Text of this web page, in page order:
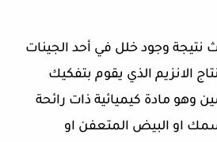
وجود خلل في أحد الجينات
الانزيم الذي يقوم بتفكيك
وهو مادة كيميائية ذات رائحة
او البيض المتعفن او